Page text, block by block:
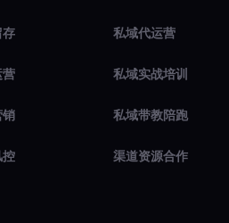
存
营
销
控
私域代运营
私域实战培训
私域带教陪跑
渠道资源合作